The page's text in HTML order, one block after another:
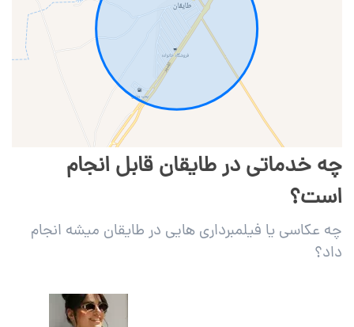
چه خدماتی در طایقان قابل انجام
است؟
چه عکاسی یا فیلمبرداری هایی در طایقان میشه انجام
داد؟